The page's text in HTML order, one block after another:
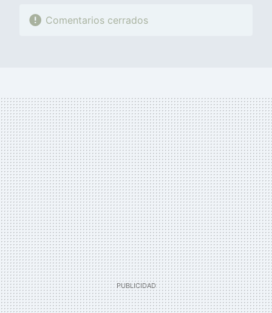
Comentarios cerrados